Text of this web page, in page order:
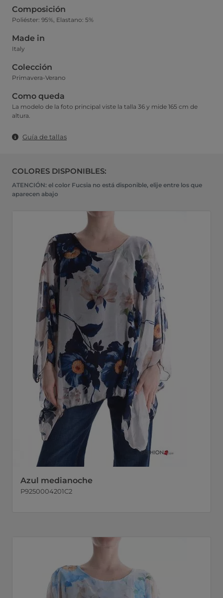
Composición
Poliéster: 95%, Elastano: 5%
Made in
Italy
Colección
Primavera-Verano
Como queda
La modelo de la foto principal viste la talla 36 y mide 165 cm de
altura.
Guía de tallas
COLORES DISPONIBLES:
ATENCIÓN: el color Fucsia no está disponible, elije entre los que
aparecen abajo
Azul medianoche
P9250004201C2